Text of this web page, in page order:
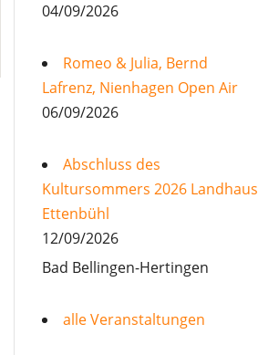
04/09/2026
Romeo & Julia, Bernd
Lafrenz, Nienhagen Open Air
06/09/2026
Abschluss des
Kultursommers 2026 Landhaus
Ettenbühl
12/09/2026
Bad Bellingen-Hertingen
alle Veranstaltungen